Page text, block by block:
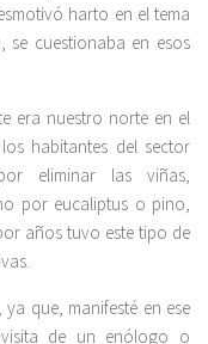
harto en el tema
cuestionaba en esos
era nuestro norte en el
habitantes del sector
eliminar las viñas,
por eucaliptus o pino,
años tuvo este tipo de
que, manifesté en ese
de un enólogo o